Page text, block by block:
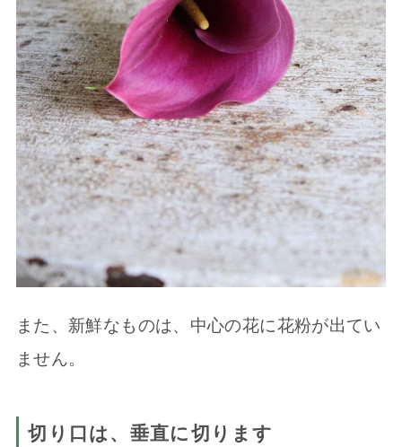
また、新鮮なものは、中心の花に花粉が出てい
ません。
切り口は、垂直に切ります